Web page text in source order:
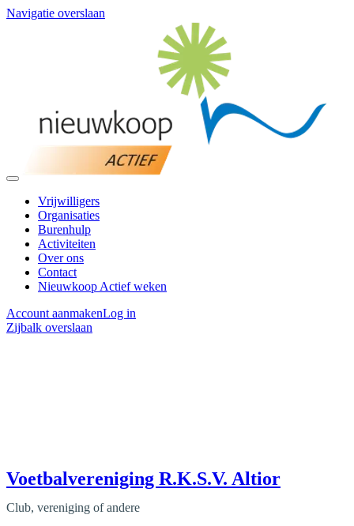
Navigatie overslaan
Vrijwilligers
Organisaties
Burenhulp
Activiteiten
Over ons
Contact
Nieuwkoop Actief weken
Account aanmakenLog in
Zijbalk overslaan
Voetbalvereniging R.K.S.V. Altior
Club, vereniging of andere